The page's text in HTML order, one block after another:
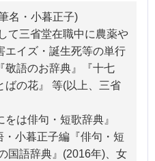
名・小暮正子)
て三省堂在職中に農薬や
エイズ・誕生死等の単行
敬語のお辞典』『十七
ばの花』 等(以上、三省
は俳句・短歌辞典』
小暮正子編『俳句・短
国語辞典』(2016年)、女